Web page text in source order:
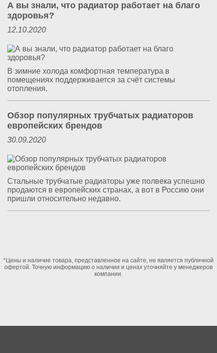
А вы знали, что радиатор работает на благо
здоровья?
12.10.2020
В зимние холода комфортная температура в
помещениях поддерживается за счёт системы
отопления.
Обзор популярных трубчатых радиаторов
европейских брендов
30.09.2020
Стальные трубчатые радиаторы уже полвека успешно
продаются в европейских странах, а вот в Россию они
пришли относительно недавно.
*Цены и наличие товара, представленное на сайте, не является публичной
офертой. Точную информацию о наличии и ценах уточняйте у менеджеров
компании.